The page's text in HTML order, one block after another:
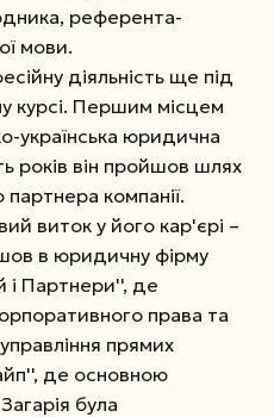
референта-
мови.
діяльність ще під
курсі. Першим місцем
українська юридична
років він пройшов шлях
компанії.
виток у його кар'єрі –
в юридичну фірму
і Партнери'', де
права та
прямих
де основною
була